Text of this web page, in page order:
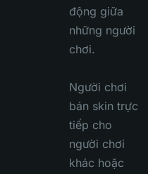
động giữa
những người
chơi.
Người chơi
bán skin trực
tiếp cho
người chơi
khác hoặc